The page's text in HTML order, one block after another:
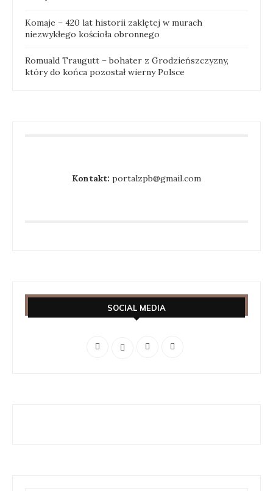
Komaje – 420 lat historii zaklętej w murach
niezwykłego kościoła obronnego
Romuald Traugutt – bohater z Grodzieńszczyzny,
który do końca pozostał wierny Polsce
Kontakt: portalzpb@gmail.com
SOCIAL MEDIA